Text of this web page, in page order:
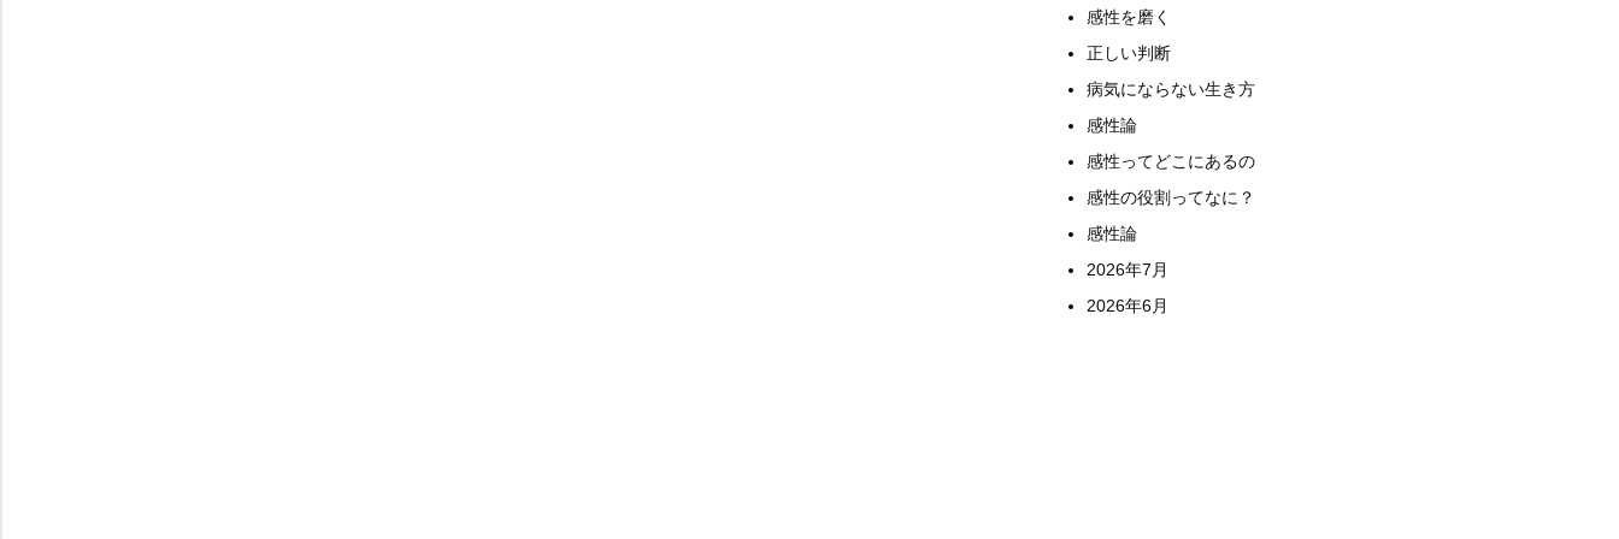
感性を磨く
正しい判断
病気にならない生き方
感性論
感性ってどこにあるの
感性の役割ってなに？
感性論
2026年7月
2026年6月